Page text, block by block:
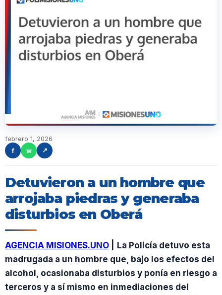
febrero 1, 2026
f
w ↗
Detuvieron a un hombre que
arrojaba piedras y generaba
disturbios en Oberá
AGENCIA MISIONES.UNO
La Policía detuvo esta
madrugada a un hombre que, bajo los efectos del
alcohol, ocasionaba disturbios y ponía en riesgo a
terceros y a sí mismo en inmediaciones del